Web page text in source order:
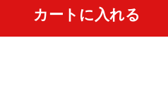
カートに入れる